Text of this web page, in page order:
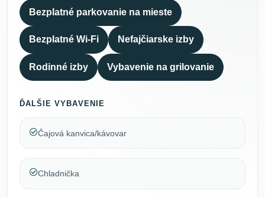
Bezplatné parkovanie na mieste
Bezplatné Wi-Fi Nefajčiarske izby
Rodinné izby Vybavenie na grilovanie
ĎALŠIE VYBAVENIE
Čajová kanvica/kávovar
Chladnička